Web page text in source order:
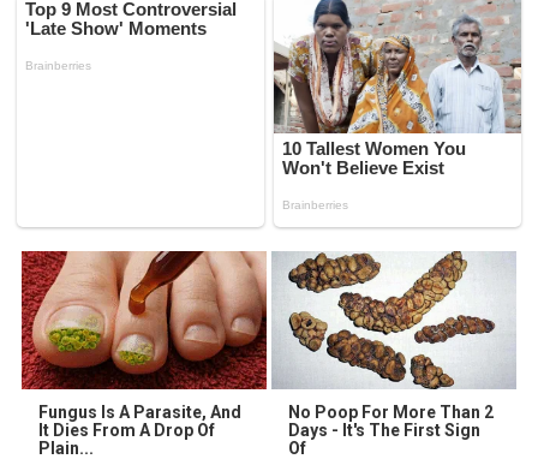
Fungus Is A Parasite, And
It Dies From A Drop Of
Plain...
No Poop For More Than 2
Days - It's The First Sign
Of